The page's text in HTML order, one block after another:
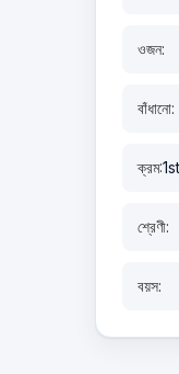
ওজন:
বাঁধানো:
ক্রম:
শ্রেণী:
বয়স: